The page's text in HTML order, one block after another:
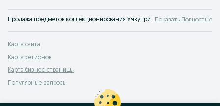
Продажа предметов коллекционирования Учкуприк: товары для
Показать Полностью
Карта сайта
Карта регионов
Карта бизнес-страницы
Популярные запросы